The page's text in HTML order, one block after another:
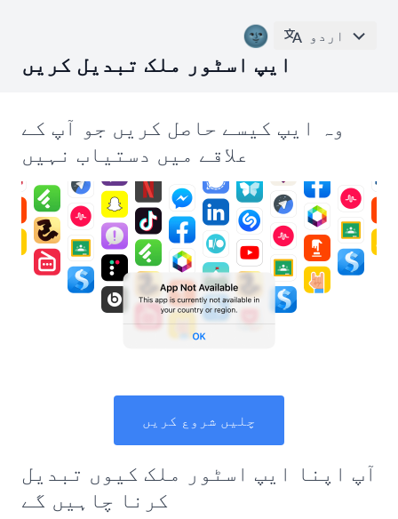
🌚 اردو
ایپ اسٹور ملک تبدیل کریں
وہ ایپ کیسے حاصل کریں جو آپ کے
علاقے میں دستیاب نہیں
چلیں شروع کریں
آپ اپنا ایپ اسٹور ملک کیوں تبدیل
کرنا چاہیں گے